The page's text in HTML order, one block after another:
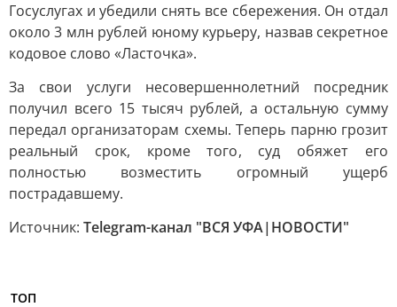
Госуслугах и убедили снять все сбережения. Он отдал
около 3 млн рублей юному курьеру, назвав секретное
кодовое слово «Ласточка».
За свои услуги несовершеннолетний посредник
получил всего 15 тысяч рублей, а остальную сумму
передал организаторам схемы. Теперь парню грозит
реальный срок, кроме того, суд обяжет его
полностью возместить огромный ущерб
пострадавшему.
Источник: Telegram-канал "ВСЯ УФА|НОВОСТИ"
ТОП